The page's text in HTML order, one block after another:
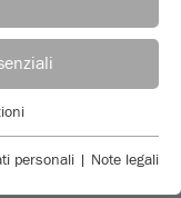
di base del sito
personali | Note legali